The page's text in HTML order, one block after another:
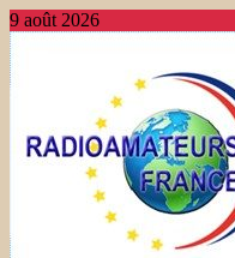
9 août 2026